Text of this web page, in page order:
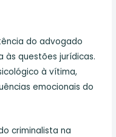
do advogado
às questões jurídicas.
à vítima,
emocionais do
criminalista na